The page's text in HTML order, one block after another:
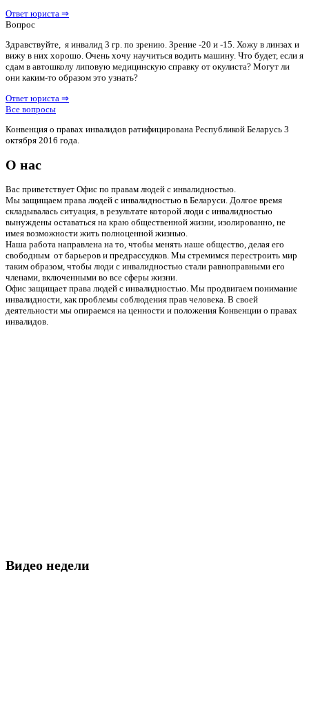
Ответ юриста ⇒
Вопрос
Здравствуйте, я инвалид 3 гр. по зрению. Зрение -20 и -15. Хожу в линзах и
вижу в них хорошо. Очень хочу научиться водить машину. Что будет, если я
сдам в автошколу липовую медицинскую справку от окулиста? Могут ли
они каким-то образом это узнать?
Ответ юриста ⇒
Все вопросы
Конвенция о правах инвалидов ратифицирована Республикой Беларусь 3
октября 2016 года.
О нас
Вас приветствует Офис по правам людей с инвалидностью.
Мы защищаем права людей с инвалидностью в Беларуси. Долгое время
складывалась ситуация, в результате которой люди с инвалидностью
вынуждены оставаться на краю общественной жизни, изолированно, не
имея возможности жить полноценной жизнью.
Наша работа направлена на то, чтобы менять наше общество, делая его
свободным от барьеров и предрассудков. Мы стремимся перестроить мир
таким образом, чтобы люди с инвалидностью стали равноправными его
членами, включенными во все сферы жизни.
Офис защищает права людей с инвалидностью. Мы продвигаем понимание
инвалидности, как проблемы соблюдения прав человека. В своей
деятельности мы опираемся на ценности и положения Конвенции о правах
инвалидов.
Видео недели